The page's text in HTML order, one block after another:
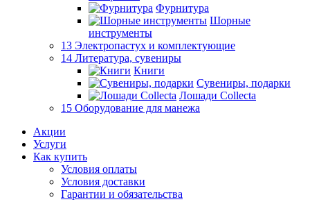
Фурнитура
Шорные
инструменты
13 Электропастух и комплектующие
14 Литература, сувениры
Книги
Сувениры, подарки
Лошади Collecta
15 Оборудование для манежа
Акции
Услуги
Как купить
Условия оплаты
Условия доставки
Гарантии и обязательства